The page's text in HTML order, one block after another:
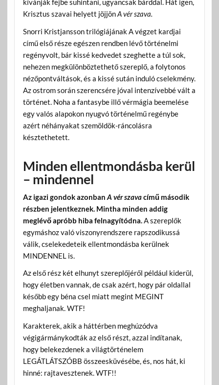
kívánják fejbe suhintani, ugyancsak bárddal. Hát igen,
Krisztus szavai helyett jöjjönA vér szava.
Snorri Kristjansson trilógiájának A végzet kardjai
című első része egészen rendben lévő történelmi
regényvolt, bár kissé kedvedet szeghette a túl sok,
nehezen megkülönböztethető szereplő, a folytonos
nézőpontváltások, és a kissé sután induló cselekmény.
Az ostrom során szerencsére jóval intenzívebbé vált a
történet. Noha a fantasybe illő vérmágia beemelése
egy valós alapokon nyugvó történelmű regénybe
azért néhányakat szemöldök-ráncolásra
késztethetett.
Minden ellentmondásba kerül
– mindennel
Az igazi gondok azonban A vér szavacímű második
részben jelentkeznek. Mintha minden addig
meglévő apróbb hiba felnagyítódna.A szereplők
egymáshoz való viszonyrendszere rapszodikussá
válik, cselekedeteik ellentmondásba kerülnek
MINDENNEL is.
Az első rész két elhunyt szereplőjéről például kiderül,
hogy életben vannak, de csak azért, hogy pár oldallal
később egy béna csel miatt megint MEGINT
meghaljanak. WTF!
Karakterek, akik a háttérben meghúzódva
végigármánykodták az első részt, azzal indítanak,
hogy belekezdenek a világtörténelem
LEGÁTLÁTSZÓBB összeesküvésébe, és, nos hát, ki
hinné: rajtavesztenek. WTF!!